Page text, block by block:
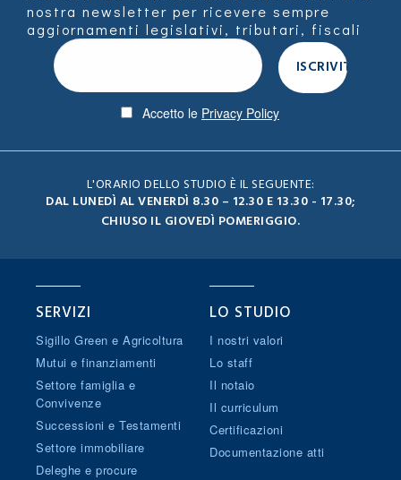
nostra newsletter per ricevere sempre
aggiornamenti legislativi, tributari, fiscali
Accetto le Privacy Policy
L'ORARIO DELLO STUDIO È IL SEGUENTE:
DAL LUNEDÌ AL VENERDÌ 8.30 – 12.30 E 13.30 - 17.30;
CHIUSO IL GIOVEDÌ POMERIGGIO.
SERVIZI
Sigillo Green e Agricoltura
Mutui e finanziamenti
Settore famiglia e
Convivenze
Successioni e Testamenti
Settore immobiliare
Deleghe e procure
LO STUDIO
I nostri valori
Lo staff
Il notaio
Il curriculum
Certificazioni
Documentazione atti